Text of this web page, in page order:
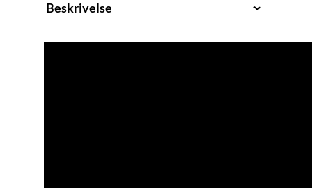
Beskrivelse